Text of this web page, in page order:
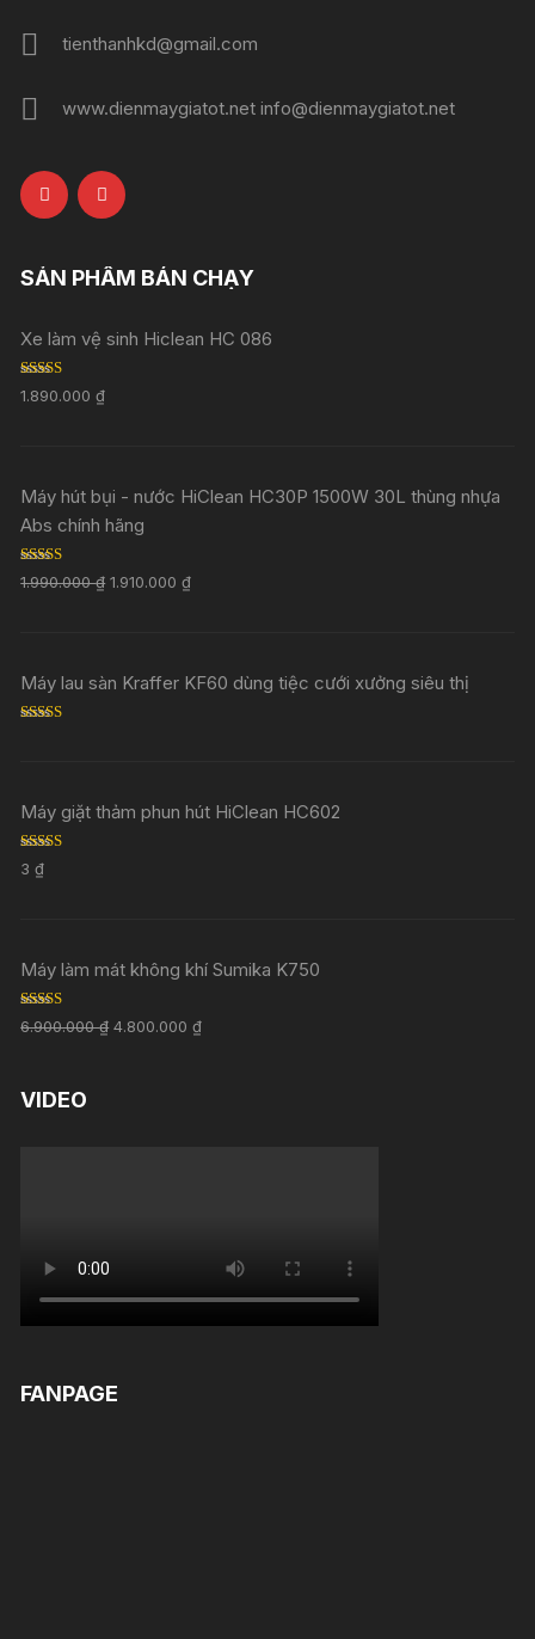
tienthanhkd@gmail.com
www.dienmaygiatot.net info@dienmaygiatot.net
SẢN PHẨM BÁN CHẠY
Xe làm vệ sinh Hiclean HC 086
Rated 5.00
out of 5
1.890.000₫
Máy hút bụi - nước HiClean HC30P 1500W 30L thùng nhựa
Abs chính hãng
Rated 5.00
out of 5
1.990.000₫ 1.910.000₫
Máy lau sàn Kraffer KF60 dùng tiệc cưới xưởng siêu thị
Máy giặt thảm phun hút HiClean HC602
Rated
out of 5
3₫
Máy làm mát không khí Sumika K750
Rated 5.00
out of 5
6.900.000₫ 4.800.000₫
VIDEO
FANPAGE